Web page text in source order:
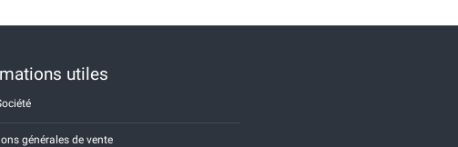
utiles
générales de vente